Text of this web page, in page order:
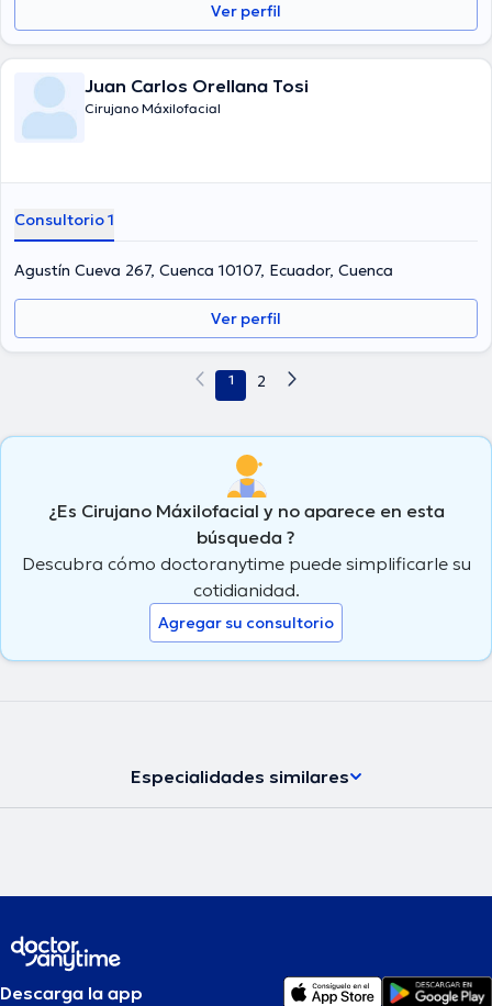
Ver perfil
Juan Carlos Orellana Tosi
Cirujano Máxilofacial
Consultorio 1
Agustín Cueva 267, Cuenca 10107, Ecuador, Cuenca
Ver perfil
1 2
¿Es Cirujano Máxilofacial y no aparece en esta
búsqueda ?
Descubra cómo doctoranytime puede simplificarle su
cotidianidad.
Agregar su consultorio
Especialidades similares
Descarga la app